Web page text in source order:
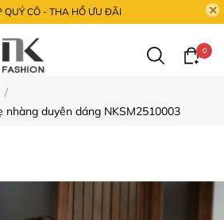
QUÝ CÔ - THA HỒ ƯU ĐÃI
0
/
nhàng duyên dáng NKSM2510003